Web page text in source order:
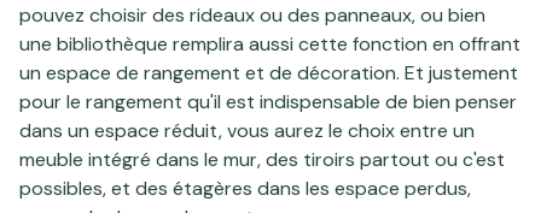
pouvez choisir des rideaux ou des panneaux, ou bien
une bibliothèque remplira aussi cette fonction en offrant
un espace de rangement et de décoration. Et justement
pour le rangement qu'il est indispensable de bien penser
dans un espace réduit, vous aurez le choix entre un
meuble intégré dans le mur, des tiroirs partout ou c'est
possibles, et des étagères dans les espace perdus,